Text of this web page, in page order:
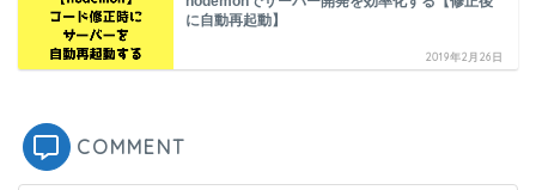
に自動再起動】
2019年2月26日
COMMENT